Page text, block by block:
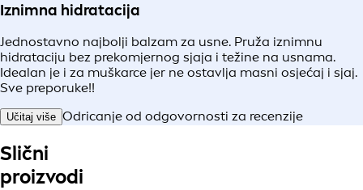
Iznimna hidratacija
Jednostavno najbolji balzam za usne. Pruža iznimnu
hidrataciju bez prekomjernog sjaja i težine na usnama.
Idealan je i za muškarce jer ne ostavlja masni osjećaj i sjaj.
Sve preporuke!!
Učitaj više Odricanje od odgovornosti za recenzije
Slični
proizvodi